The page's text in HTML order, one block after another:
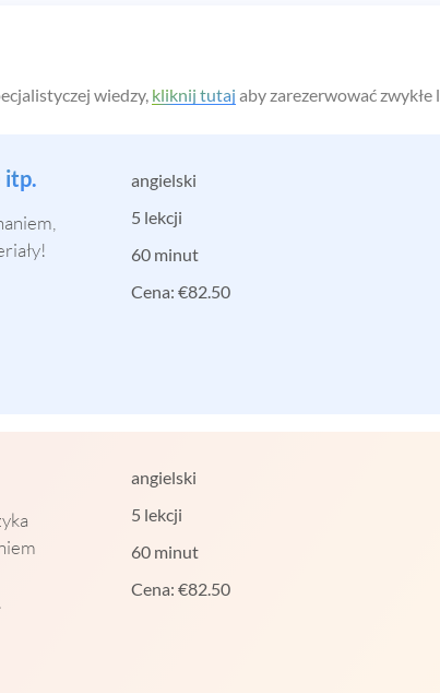
wiedzy, kliknij tutaj aby zarezerwować zwykłe
itp.
angielski
5 lekcji
60 minut
Cena: €82.50
angielski
5 lekcji
60 minut
Cena: €82.50